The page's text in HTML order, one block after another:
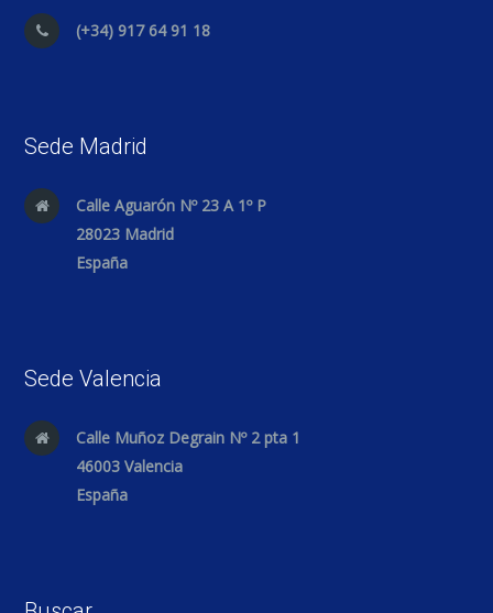
(+34) 917 64 91 18
Sede Madrid
Calle Aguarón Nº 23 A 1º P
28023 Madrid
España
Sede Valencia
Calle Muñoz Degrain Nº 2 pta 1
46003 Valencia
España